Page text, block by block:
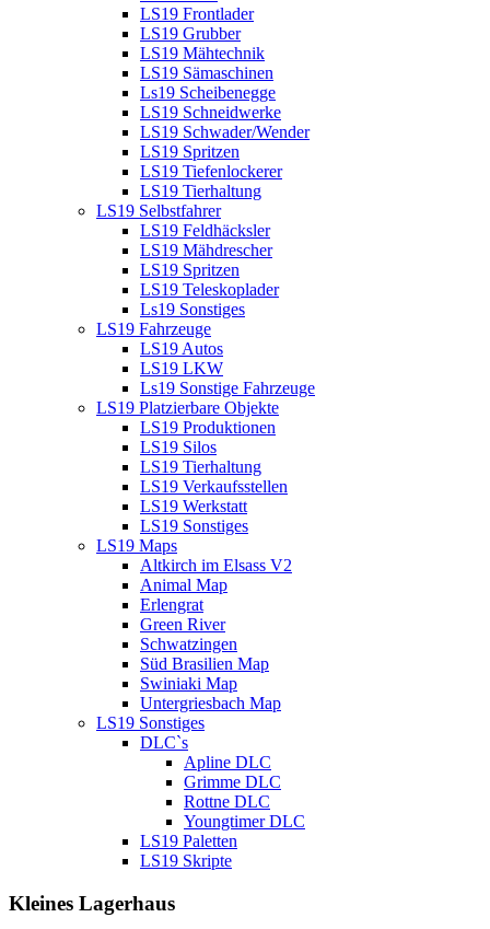
LS19 Frontlader
LS19 Grubber
LS19 Mähtechnik
LS19 Sämaschinen
Ls19 Scheibenegge
LS19 Schneidwerke
LS19 Schwader/Wender
LS19 Spritzen
LS19 Tiefenlockerer
LS19 Tierhaltung
LS19 Selbstfahrer
LS19 Feldhäcksler
LS19 Mähdrescher
LS19 Spritzen
LS19 Teleskoplader
Ls19 Sonstiges
LS19 Fahrzeuge
LS19 Autos
LS19 LKW
Ls19 Sonstige Fahrzeuge
LS19 Platzierbare Objekte
LS19 Produktionen
LS19 Silos
LS19 Tierhaltung
LS19 Verkaufsstellen
LS19 Werkstatt
LS19 Sonstiges
LS19 Maps
Altkirch im Elsass V2
Animal Map
Erlengrat
Green River
Schwatzingen
Süd Brasilien Map
Swiniaki Map
Untergriesbach Map
LS19 Sonstiges
DLC`s
Apline DLC
Grimme DLC
Rottne DLC
Youngtimer DLC
LS19 Paletten
LS19 Skripte
Kleines Lagerhaus